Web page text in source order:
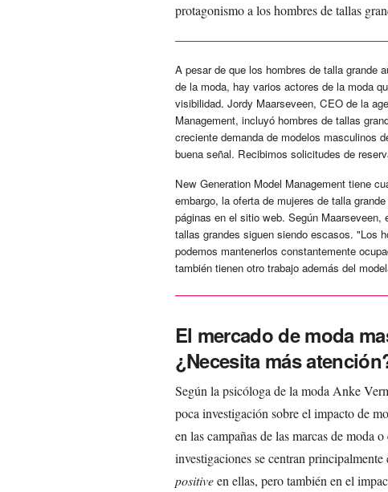
protagonismo a los hombres de tallas
A pesar de que los hombres de talla grande
de la moda, hay varios actores de la moda
visibilidad. Jordy Maarseveen, CEO de la
Management, incluyó hombres de tallas
creciente demanda de modelos masculinos
buena señal. Recibimos solicitudes de
New Generation Model Management tiene
embargo, la oferta de mujeres de talla
páginas en el sitio web. Según
tallas grandes siguen siendo escasos. "Los
podemos mantenerlos constantemente
también tienen otro trabajo además del
El mercado de moda
¿Necesita más
Según la psicóloga de la moda Anke
poca investigación sobre el impacto de
en las campañas de las marcas de moda
investigaciones se centran
positiveen ellas, pero también en el